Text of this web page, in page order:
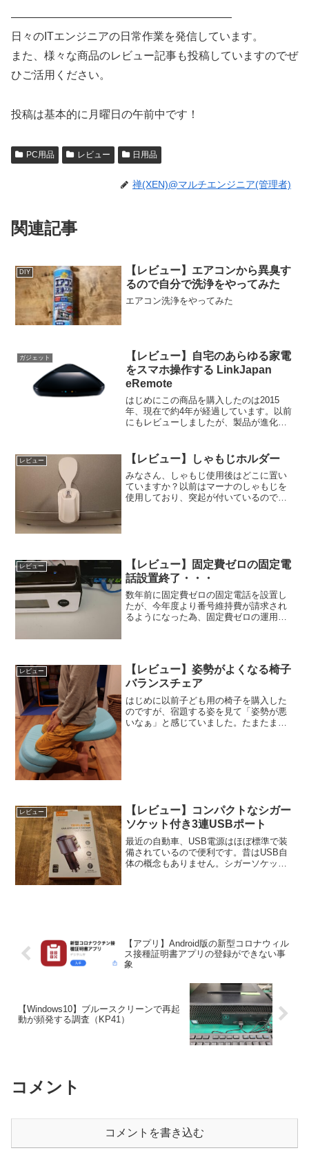
————————————————————
日々のITエンジニアの日常作業を発信しています。
また、様々な商品のレビュー記事も投稿していますのでぜ
ひご活用ください。
投稿は基本的に月曜日の午前中です！
PC用品 レビュー 日用品
禅(XEN)@マルチエンジニア(管理者)
関連記事
DIY
【レビュー】エアコンから異臭す
るので自分で洗浄をやってみた
エアコン洗浄をやってみた
ガジェット
【レビュー】自宅のあらゆる家電
をスマホ操作する LinkJapan
eRemote
はじめにこの商品を購入したのは2015
年、現在で約4年が経過しています。以前
にもレビューしましたが、製品が進化し
す。 スマートスピーカーの対応やスマホ
ソフトウェアの更新で...
レビュー 【レビュー】しゃもじホルダー
みなさん、しゃもじ使用後はどこに置い
ていますか？以前はマーナのしゃもじを
使用しており、突起が付いているのでそ
レビュー
【レビュー】固定費ゼロの固定電
話設置終了・・・
数年前に固定費ゼロの固定電話を設置し
たが、今年度より番号維持費が請求され
るようになった為、固定費ゼロの運用が
だが・・・今後の運用はど...
レビュー
【レビュー】姿勢がよくなる椅子
バランスチェア
はじめに以前子ども用の椅子を購入した
のですが、宿題する姿を見て「姿勢が悪
いなぁ」と感じていました。たまたまシ
レビュー
【レビュー】コンパクトなシガー
ソケット付き3連USBポート
最近の自動車、USB電源はほぼ標準で装
備されているので便利です。昔はUSB自
体の概念もありません。シガーソケット
【アプリ】Android版の新型コロナウィル
ス接種証明書アプリの登録ができない事
象
【Windows10】ブルースクリーンで再起
動が頻発する調査（KP41）
コメント
コメントを書き込む